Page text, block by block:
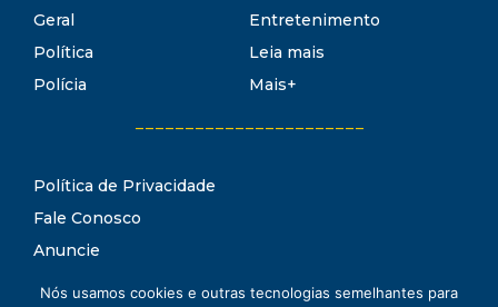
Geral
Política
Polícia
Entretenimento
Leia mais
Mais+
Política de Privacidade
Fale Conosco
Anuncie
Termos de Uso
Nós usamos cookies e outras tecnologias semelhantes para